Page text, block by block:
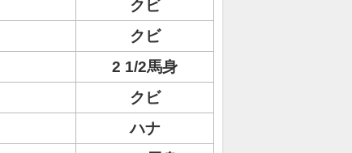
クビ
クビ
2 1/2馬身
クビ
ハナ